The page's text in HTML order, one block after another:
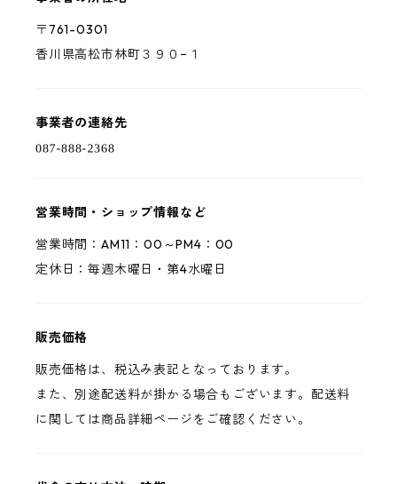
〒761-0301
香川県高松市林町３９０−１
事業者の連絡先
営業時間・ショップ情報など
営業時間：AM11：00～PM4：00
定休日：毎週木曜日・第4水曜日
販売価格
販売価格は、税込み表記となっております。
また、別途配送料が掛かる場合もございます。配送料
に関しては商品詳細ページをご確認ください。